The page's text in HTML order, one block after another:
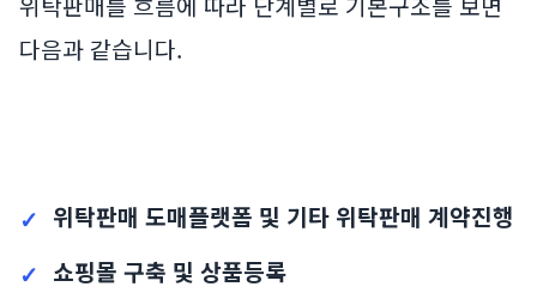
다음과 같습니다.
위탁판매 도매플랫폼 및 기타 위탁판매 계약진행
쇼핑몰 구축 및 상품등록